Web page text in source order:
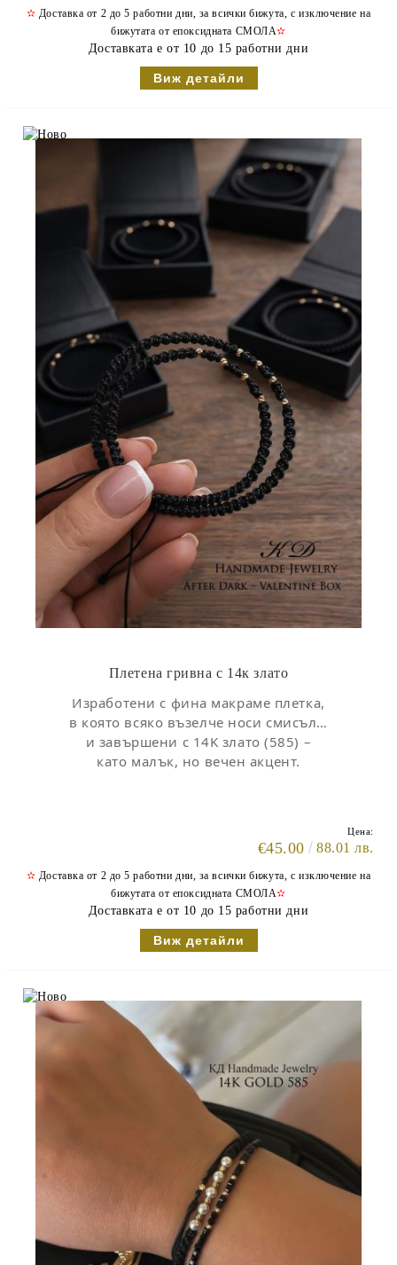
✫ Доставка от 2 до 5 работни дни, за всички бижута, с изключение на
бижутата от епоксидната СМОЛА✫
Доставката е от 10 до 15 работни дни
Виж детайли
Плетена гривна с 14к злато
Изработени с фина макраме плетка,
в която всяко възелче носи смисъл…
и завършени с 14K злато (585) –
като малък, но вечен акцент.
Цена:
€45.00 88.01 лв.
✫ Доставка от 2 до 5 работни дни, за всички бижута, с изключение на
бижутата от епоксидната СМОЛА✫
Доставката е от 10 до 15 работни дни
Виж детайли